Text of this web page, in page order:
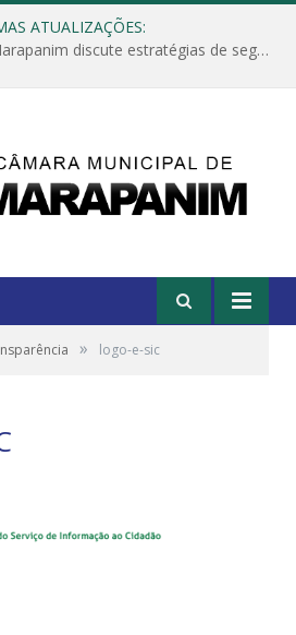
ATUALIZAÇÕES:
Câmara Municipal de Marapanim discute estratégias de segurança com autoridades e poder executivo
» logo-e-sic